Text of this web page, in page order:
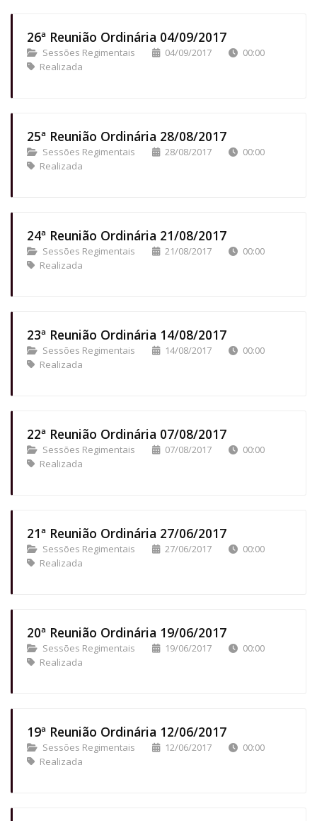
26ª Reunião Ordinária 04/09/2017
Sessões Regimentais 04/09/2017
00:00
Realizada
25ª Reunião Ordinária 28/08/2017
Sessões Regimentais 28/08/2017
00:00
Realizada
24ª Reunião Ordinária 21/08/2017
Sessões Regimentais 21/08/2017
00:00
Realizada
23ª Reunião Ordinária 14/08/2017
Sessões Regimentais 14/08/2017
00:00
Realizada
22ª Reunião Ordinária 07/08/2017
Sessões Regimentais 07/08/2017
00:00
Realizada
21ª Reunião Ordinária 27/06/2017
Sessões Regimentais 27/06/2017
00:00
Realizada
20ª Reunião Ordinária 19/06/2017
Sessões Regimentais 19/06/2017
00:00
Realizada
19ª Reunião Ordinária 12/06/2017
Sessões Regimentais 12/06/2017
00:00
Realizada